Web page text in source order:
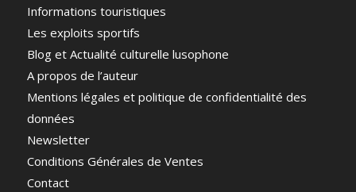
Informations touristiques
Les exploits sportifs
Blog et Actualité culturelle lusophone
A propos de l’auteur
Mentions légales et politique de confidentialité des
données
Newsletter
Conditions Générales de Ventes
Contact